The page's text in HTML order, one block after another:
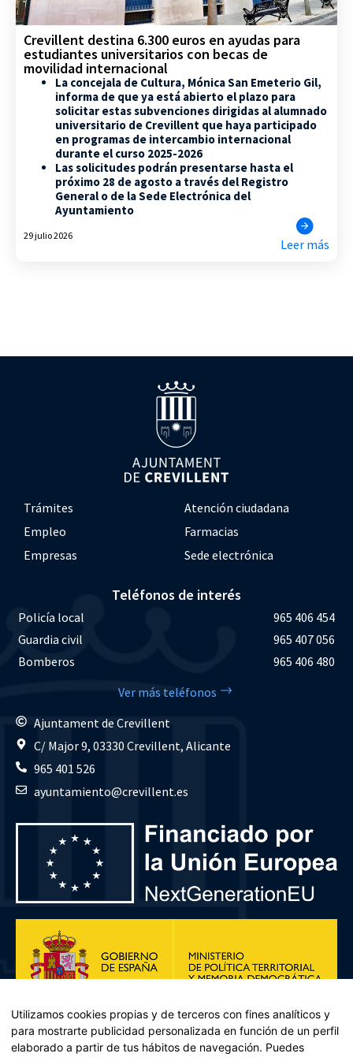
Crevillent destina 6.300 euros en ayudas para
estudiantes universitarios con becas de
movilidad internacional
La concejala de Cultura, Mónica San Emeterio Gil,
informa de que ya está abierto el plazo para
solicitar estas subvenciones dirigidas al alumnado
universitario de Crevillent que haya participado
en programas de intercambio internacional
durante el curso 2025-2026
Las solicitudes podrán presentarse hasta el
próximo 28 de agosto a través del Registro
General o de la Sede Electrónica del
Ayuntamiento
29 julio 2026
Leer más
Trámites
Atención ciudadana
Empleo
Farmacias
Empresas
Sede electrónica
Teléfonos de interés
Policía local
965 406 454
Guardia civil
965 407 056
Bomberos
965 406 480
Ver más teléfonos
Ajuntament de Crevillent
C/ Major 9, 03330 Crevillent, Alicante
965 401 526
ayuntamiento@crevillent.es
Utilizamos cookies propias y de terceros con fines analíticos y
para mostrarte publicidad personalizada en función de un perfil
elaborado a partir de tus hábitos de navegación. Puedes